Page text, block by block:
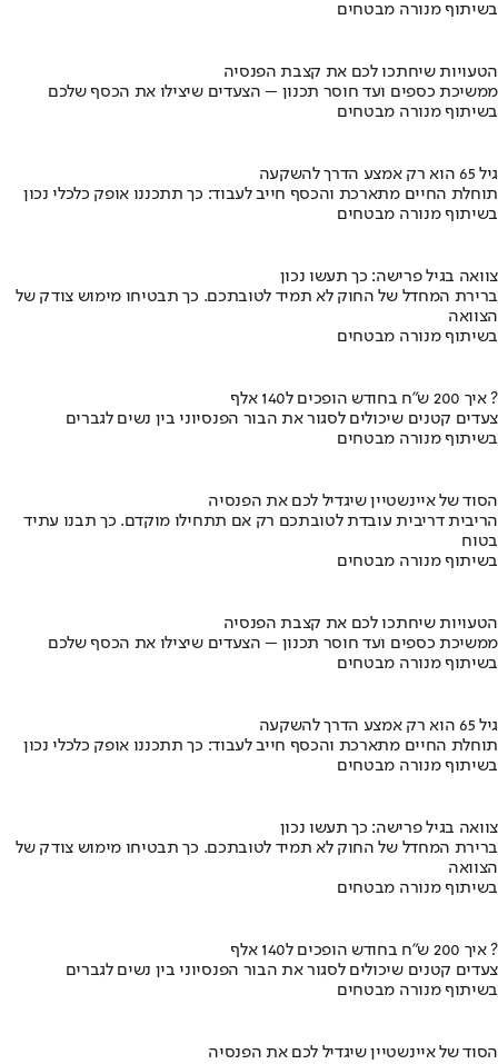
בשיתוף מנורה מבטחים
הטעויות שיחתכו לכם את קצבת הפנסיה
ממשיכת כספים ועד חוסר תכנון – הצעדים שיצילו את הכסף שלכם
בשיתוף מנורה מבטחים
גיל 65 הוא רק אמצע הדרך להשקעה
תוחלת החיים מתארכת והכסף חייב לעבוד: כך תתכננו אופק כלכלי נכון
בשיתוף מנורה מבטחים
צוואה בגיל פרישה: כך תעשו נכון
ברירת המחדל של החוק לא תמיד לטובתכם. כך תבטיחו מימוש צודק של
הצוואה
בשיתוף מנורה מבטחים
איך 200 ש"ח בחודש הופכים ל140 אלף ?
צעדים קטנים שיכולים לסגור את הבור הפנסיוני בין נשים לגברים
בשיתוף מנורה מבטחים
הסוד של איינשטיין שיגדיל לכם את הפנסיה
הריבית דריבית עובדת לטובתכם רק אם תתחילו מוקדם. כך תבנו עתיד
בטוח
בשיתוף מנורה מבטחים
הטעויות שיחתכו לכם את קצבת הפנסיה
ממשיכת כספים ועד חוסר תכנון – הצעדים שיצילו את הכסף שלכם
בשיתוף מנורה מבטחים
גיל 65 הוא רק אמצע הדרך להשקעה
תוחלת החיים מתארכת והכסף חייב לעבוד: כך תתכננו אופק כלכלי נכון
בשיתוף מנורה מבטחים
צוואה בגיל פרישה: כך תעשו נכון
ברירת המחדל של החוק לא תמיד לטובתכם. כך תבטיחו מימוש צודק של
הצוואה
בשיתוף מנורה מבטחים
איך 200 ש"ח בחודש הופכים ל140 אלף ?
צעדים קטנים שיכולים לסגור את הבור הפנסיוני בין נשים לגברים
בשיתוף מנורה מבטחים
הסוד של איינשטיין שיגדיל לכם את הפנסיה